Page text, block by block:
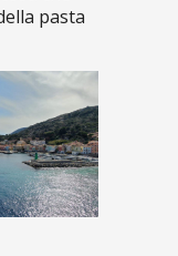
pasta